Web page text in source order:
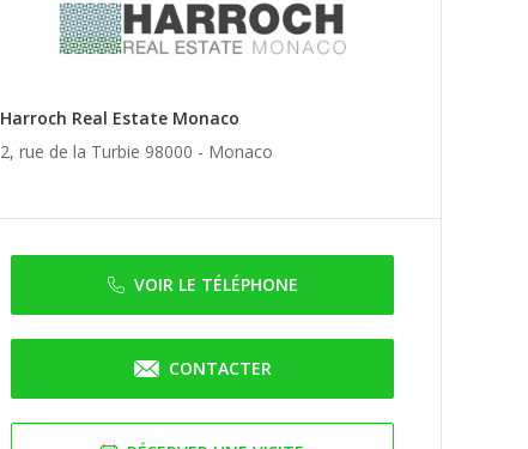
Harroch Real Estate Monaco
2, rue de la Turbie 98000 - Monaco
VOIR LE TÉLÉPHONE
CONTACTER